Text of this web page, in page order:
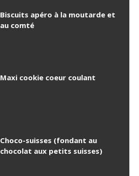
Biscuits apéro à la moutarde et
au comté
Maxi cookie coeur coulant
Choco-suisses (fondant au
chocolat aux petits suisses)